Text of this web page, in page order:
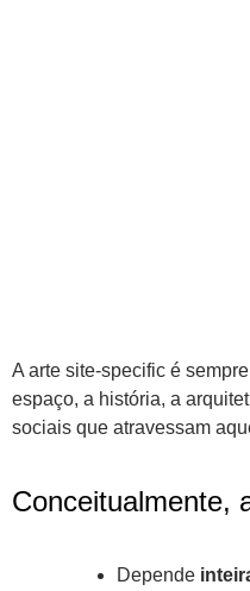
A arte site-specific é
espaço, a história, a
sociais que atravessam
Conceitualmente,
Depende